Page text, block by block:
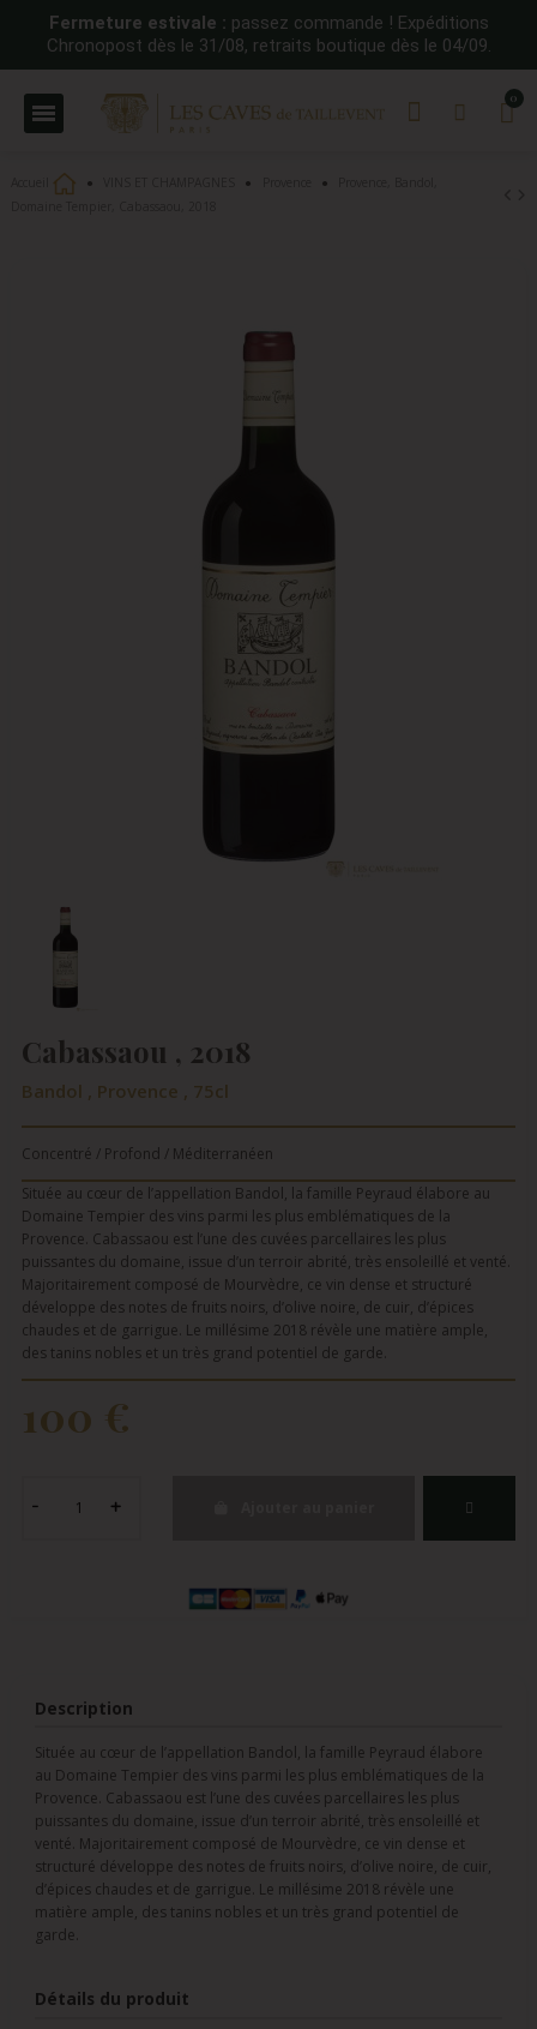
Fermeture estivale : passez commande ! Expéditions
Chronopost dès le 31/08, retraits boutique dès le 04/09.
Cabassaou , 2018
Bandol , Provence , 75cl
Concentré / Profond / Méditerranéen
Située au cœur de l’appellation Bandol, la famille Peyraud élabore au
Domaine Tempier des vins parmi les plus emblématiques de la
Provence. Cabassaou est l’une des cuvées parcellaires les plus
puissantes du domaine, issue d’un terroir abrité, très ensoleillé et venté.
Majoritairement composé de Mourvèdre, ce vin dense et structuré
développe des notes de fruits noirs, d’olive noire, de cuir, d’épices
chaudes et de garrigue. Le millésime 2018 révèle une matière ample,
des tanins nobles et un très grand potentiel de garde.
100 €
Description
Située au cœur de l’appellation Bandol, la famille Peyraud élabore
au Domaine Tempier des vins parmi les plus emblématiques de la
Provence. Cabassaou est l’une des cuvées parcellaires les plus
puissantes du domaine, issue d’un terroir abrité, très ensoleillé et
venté. Majoritairement composé de Mourvèdre, ce vin dense et
structuré développe des notes de fruits noirs, d’olive noire, de cuir,
d’épices chaudes et de garrigue. Le millésime 2018 révèle une
matière ample, des tanins nobles et un très grand potentiel de
garde.
Détails du produit